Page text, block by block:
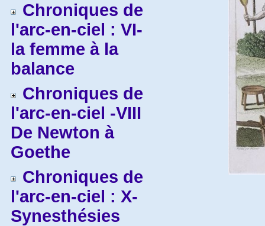
Chroniques de
l'arc-en-ciel : VI-
la femme à la
balance
Chroniques de
l'arc-en-ciel -VIII
De Newton à
Goethe
Chroniques de
l'arc-en-ciel : X-
Synesthésies